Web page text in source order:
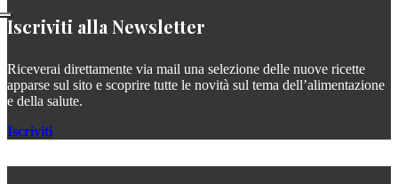
Iscriviti alla Newsletter
Riceverai direttamente via mail una selezione delle nuove ricette
apparse sul sito e scoprire tutte le novità sul tema dell’alimentazione
e della salute.
Iscriviti